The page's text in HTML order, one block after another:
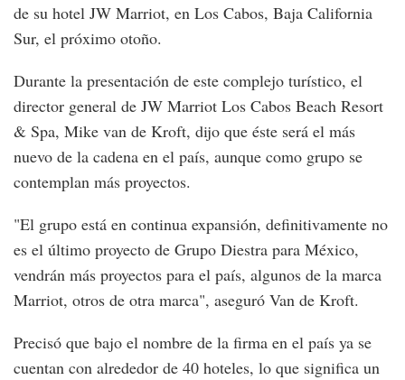
de su hotel JW Marriot, en Los Cabos, Baja California
Sur, el próximo otoño.
Durante la presentación de este complejo turístico, el
director general de JW Marriot Los Cabos Beach Resort
& Spa, Mike van de Kroft, dijo que éste será el más
nuevo de la cadena en el país, aunque como grupo se
contemplan más proyectos.
"El grupo está en continua expansión, definitivamente no
es el último proyecto de Grupo Diestra para México,
vendrán más proyectos para el país, algunos de la marca
Marriot, otros de otra marca", aseguró Van de Kroft.
Precisó que bajo el nombre de la firma en el país ya se
cuentan con alrededor de 40 hoteles, lo que significa un